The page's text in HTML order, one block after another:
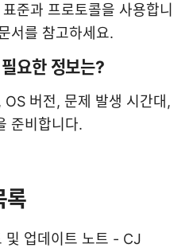
준과 프로토콜을 사용합니
서를 참고하세요.
요한 정보는?
버전, 문제 발생 시간대,
준비합니다.
록
및 업데이트 노트 - CJ